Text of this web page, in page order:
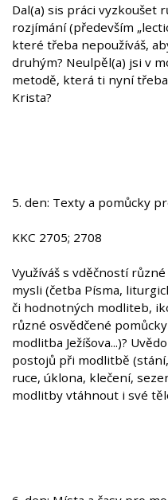
Dal(a) sis práci vyzkoušet
rozjímání (především
které třeba nepoužíváš,
druhým? Neulpěl(a) jsi v
metodě, která ti nyní
Krista?
5. den: Texty a pomůcky
KKC 2705; 2708
Využíváš s vděčností
mysli (četba Písma,
či hodnotných modliteb,
různé osvědčené
modlitba Ježíšova...)?
postojů při modlitbě
ruce, úklona, klečení,
modlitby vtáhnout i své